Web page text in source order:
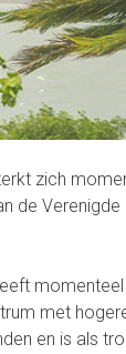
zich
de
met
en is als